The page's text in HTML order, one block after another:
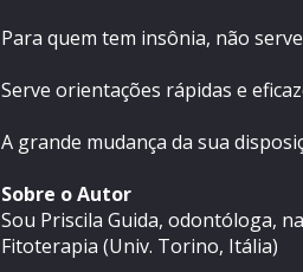
Para quem tem insônia, não
Serve orientações rápidas e
A grande mudança da sua
Sobre o Autor
Sou Priscila Guida, odontóloga,
Fitoterapia (Univ. Torino, Itália)